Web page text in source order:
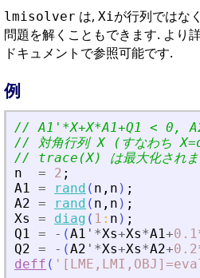
lmisolver は, Xiが行列ではな
問題を解くこともできます. より
ドキュメントで参照可能です.
例
// A1 ' *X+X*A1+Q1 < 0,
// 対角行列 X (すなわち
// trace(X) は最大化されま
n
= 2 ;
A1 = rand ( n , n ) ;
A2 = rand ( n , n ) ;
Xs
= diag ( 1 : n ) ;
Q1 = - (A1 ' *Xs+Xs*A1+0.1
Q2 = - (A2 ' *Xs+Xs*A2+0.2
deff ( '